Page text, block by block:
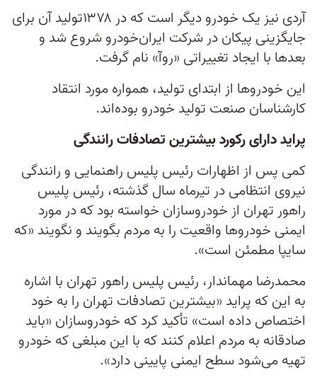
آردی نیز یک خودرو دیگر است که در ۱۳۷۸تولید آن برای
جایگزینی پیکان در شرکت ایران‌خودرو شروع شد و
بعدها با ایجاد تغییراتی «روآ» نام گرفت.
این خودروها از ابتدای تولید، همواره مورد انتقاد
کارشناسان صنعت تولید خودرو بوده‌اند.
پراید دارای رکورد بیشترین تصادفات رانندگی
کمی پس از اظهارات رئیس پلیس راهنمایی و رانندگی
نیروی انتظامی در تیرماه سال گذشته، رئیس پلیس
راهور تهران از خودروسازان خواسته بود که در مورد
ایمنی خودروها واقعیت را به مردم بگویند و نگویند «که
سایپا مطمئن است».
محمدرضا مهماندار، رئیس پلیس راهور تهران با اشاره
به این‌ که پراید «بیشترین تصادفات تهران را به خود
اختصاص داده است» تأکید کرد که خودروسازان «باید
صادقانه به مردم اعلام کنند که با این مبلغی که خودرو
تهیه می‌شود سطح ایمنی پایینی دارد».